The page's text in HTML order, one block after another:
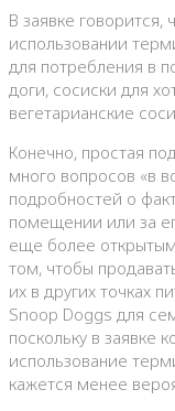
В заявке говорится,
использовании
для потребления в
доги, сосиски для
вегетарианские
Конечно, простая
много вопросов «в
подробностей о
помещении или за
еще более
том, чтобы
их в других точках
Snoop Doggs для
поскольку в заявке
использование
кажется менее